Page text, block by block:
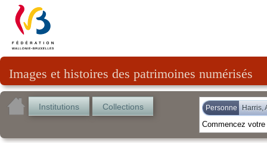
Images et histoires des patrimoines numérisés
Institutions Collections Personne Harris,